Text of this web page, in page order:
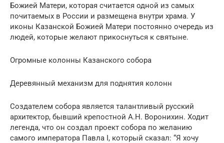
Божией Матери, которая считается одной из самых
почитаемых в России и размещена внутри храма. У
иконы Казанской Божией Матери постоянно очередь из
людей, которые желают прикоснуться к святыне.
Огромные колонны Казанского собора
Деревянный механизм для поднятия колонн
Создателем собора является талантливый русский
архитектор, бывший крепостной А.Н. Воронихин. Ходит
легенда, что он создал проект собора по желанию
самого императора Павла I, который сказал: “Я хочу